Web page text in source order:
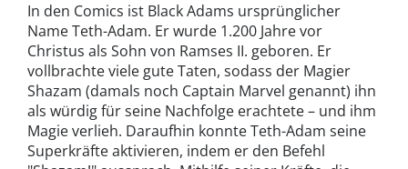
In den Comics ist Black Adams ursprünglicher
Name Teth-Adam. Er wurde 1.200 Jahre vor
Christus als Sohn von Ramses II. geboren. Er
vollbrachte viele gute Taten, sodass der Magier
Shazam (damals noch Captain Marvel genannt) ihn
als würdig für seine Nachfolge erachtete – und ihm
Magie verlieh. Daraufhin konnte Teth-Adam seine
Superkräfte aktivieren, indem er den Befehl